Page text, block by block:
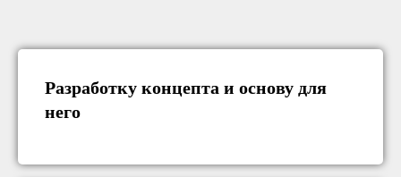
Разработку концепта и основу для
него